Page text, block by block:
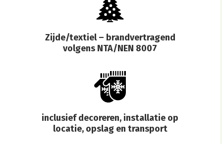
Zijde/textiel – brandvertragend
volgens NTA/NEN 8007
inclusief decoreren, installatie op
locatie, opslag en transport